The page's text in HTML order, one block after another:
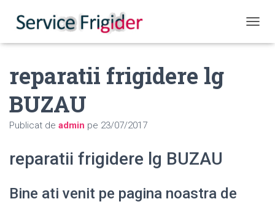
reparatii frigidere lg
BUZAU
Publicat de admin pe 23/07/2017
reparatii frigidere lg BUZAU
Bine ati venit pe pagina noastra de